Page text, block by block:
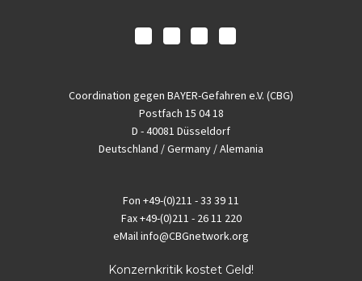
Coordination gegen BAYER-Gefahren e.V. (CBG)
Postfach 15 04 18
D - 40081 Düsseldorf
Deutschland / Germany / Alemania
Fon +49-(0)211 - 33 39 11
Fax+49-(0)211 - 26 11 220
eMailinfo@CBGnetwork.org
Konzernkritik kostet Geld!